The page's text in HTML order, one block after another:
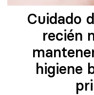
Cuidado
recién
higiene